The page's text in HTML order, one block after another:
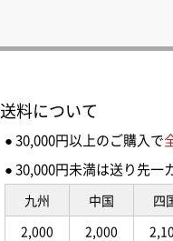
送料について
● 30,000円以上のご購入で
● 30,000円未満は送り先一
九州 中国 四
2,000
2,000